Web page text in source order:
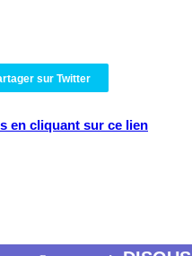
sur Twitter
en cliquant sur ce lien